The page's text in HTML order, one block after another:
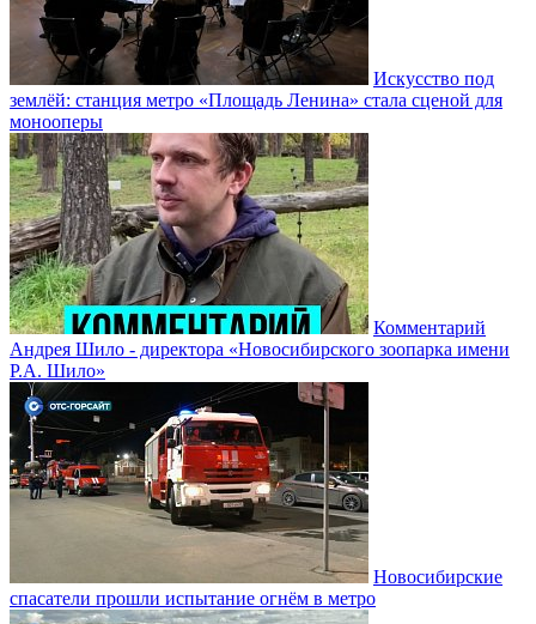
Искусство под
землёй: станция метро «Площадь Ленина» стала сценой для
монооперы
Комментарий
Андрея Шило - директора «Новосибирского зоопарка имени
Р.А. Шило»
Новосибирские
спасатели прошли испытание огнём в метро